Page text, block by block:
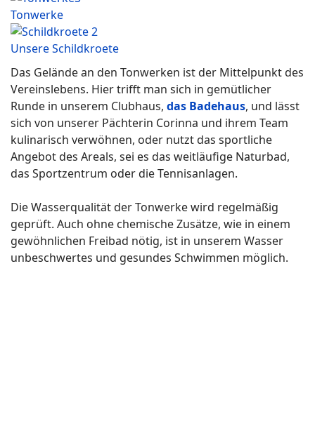
Tonwerke
Unsere Schildkroete
Das Gelände an den Tonwerken ist der Mittelpunkt des
Vereinslebens. Hier trifft man sich in gemütlicher
Runde in unserem Clubhaus, das Badehaus, und lässt
sich von unserer Pächterin Corinna und ihrem Team
kulinarisch verwöhnen, oder nutzt das sportliche
Angebot des Areals, sei es das weitläufige Naturbad,
das Sportzentrum oder die Tennisanlagen.
Die Wasserqualität der Tonwerke wird regelmäßig
geprüft. Auch ohne chemische Zusätze, wie in einem
gewöhnlichen Freibad nötig, ist in unserem Wasser
unbeschwertes und gesundes Schwimmen möglich.